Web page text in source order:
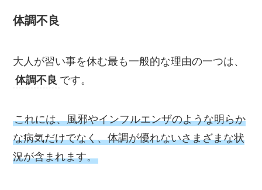
体調不良
大人が習い事を休む最も一般的な理由の一つは、
体調不良 です。
これには、風邪やインフルエンザのような明らか
な病気だけでなく、体調が優れないさまざまな状
況が含まれます。